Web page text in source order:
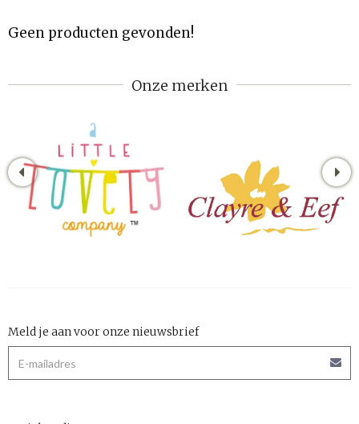
Geen producten gevonden!
Onze merken
Meld je aan voor onze nieuwsbrief